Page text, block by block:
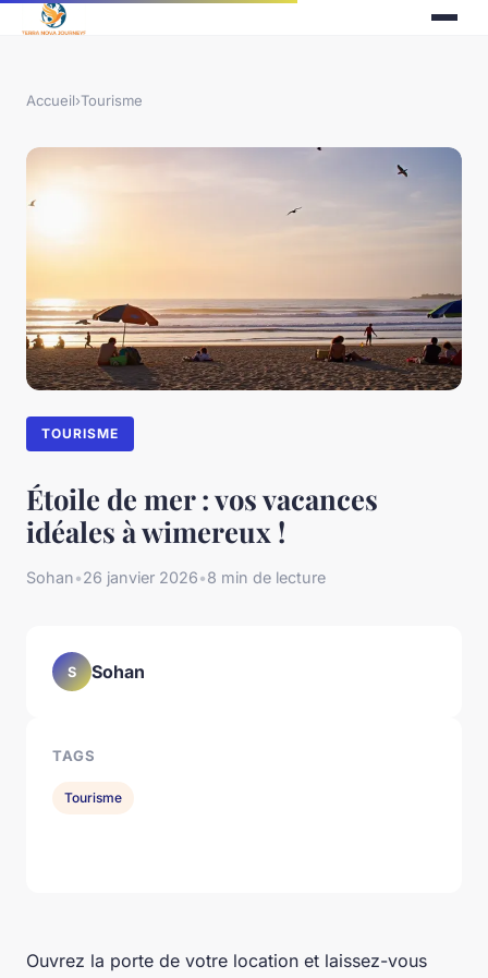
Accueil›Tourisme
TOURISME
Étoile de mer : vos vacances
idéales à wimereux !
Sohan•26 janvier 2026•8 min de lecture
Ouvrez la porte de votre location et laissez-vous
S Sohan
TAGS
Tourisme